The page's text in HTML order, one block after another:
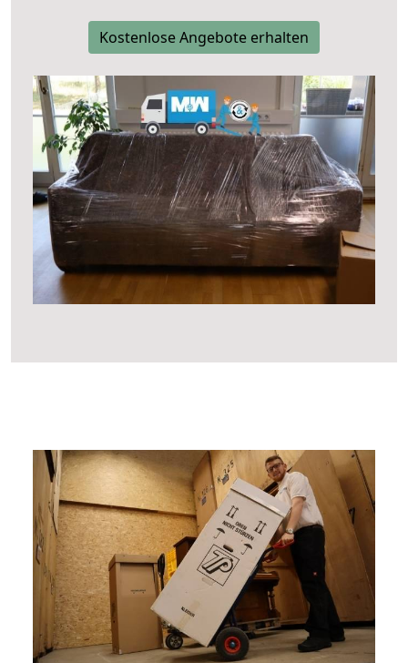
Kostenlose Angebote erhalten